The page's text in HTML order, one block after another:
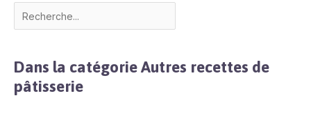
Dans la catégorie Autres recettes de
pâtisserie